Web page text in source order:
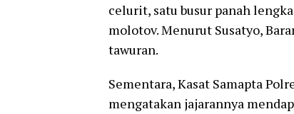
celurit, satu busur panah
molotov. Menurut Susatyo,
tawuran.
Sementara, Kasat Samapta
mengatakan jajarannya